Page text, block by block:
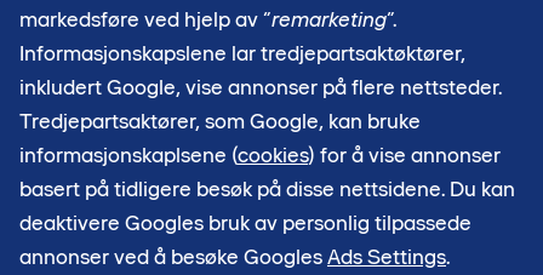
markedsføre ved hjelp av “remarketing”.
Informasjonskapslene lar tredjepartsaktøktører,
inkludert Google, vise annonser på flere nettsteder.
Tredjepartsaktører, som Google, kan bruke
informasjonskaplsene (cookies) for å vise annonser
basert på tidligere besøk på disse nettsidene. Du kan
deaktivere Googles bruk av personlig tilpassede
annonser ved å besøke GooglesAds Settings.